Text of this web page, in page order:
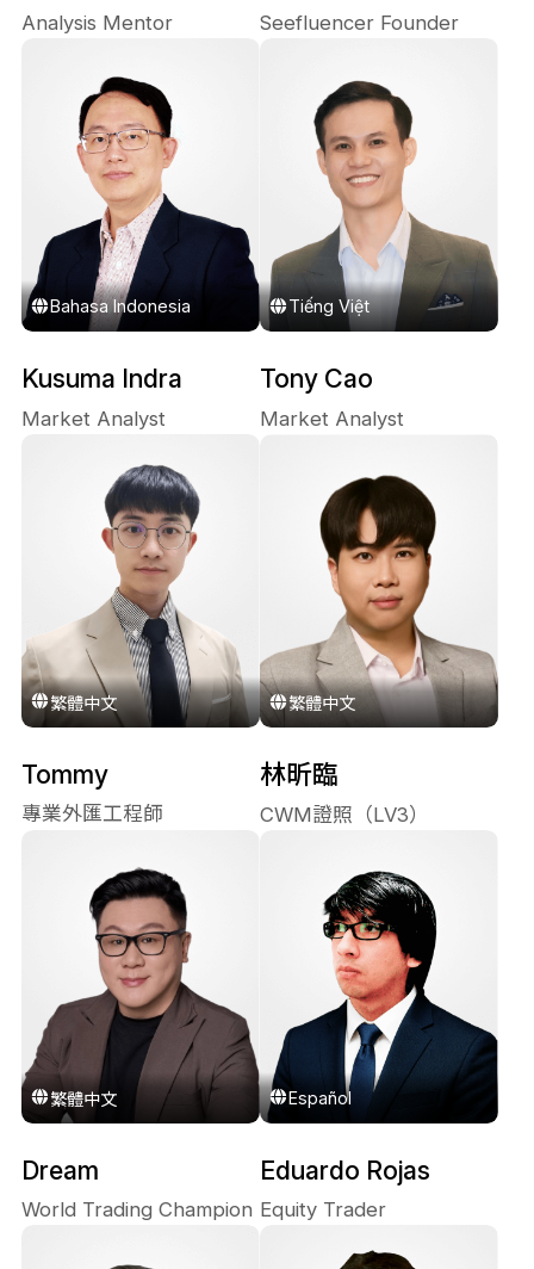
Analysis Mentor Seefluencer Founder
Bahasa Indonesia
Kusuma Indra
Market Analyst
Tiếng Việt
Tony Cao
Market Analyst
繁體中文
Tommy
專業外匯工程師
繁體中文
林昕臨
CWM證照（LV3）
繁體中文
Dream
World Trading Champion
Español
Eduardo Rojas
Equity Trader​​